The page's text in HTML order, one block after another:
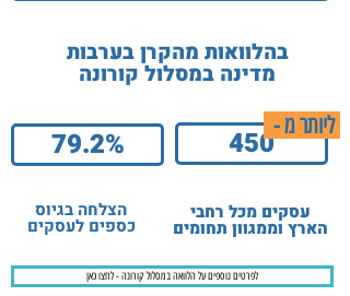
בהלוואות מהקרן בערבות
מדינה במסלול קורונה
79.2%
הצלחה בגיוס
כספים לעסקים
450ליותר מ -
עסקים מכל רחבי
הארץ וממגוון תחומים
לפרטים נוספים על הלוואה במסלול קורונה - לחצו כאן